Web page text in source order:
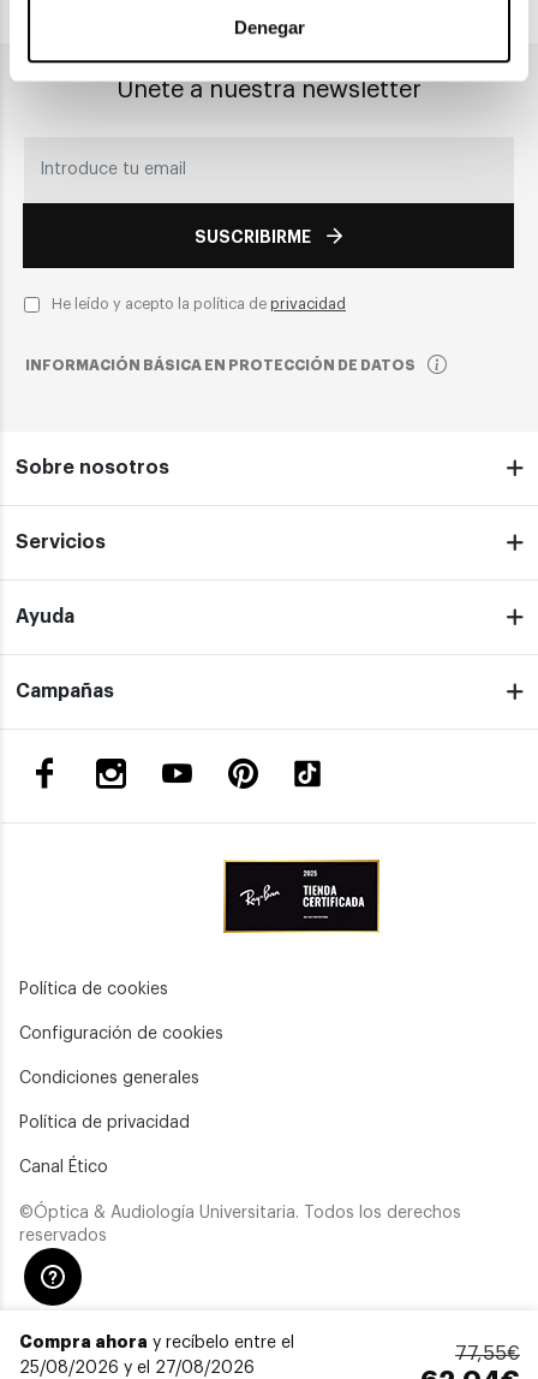
Denegar
Compra ahora y recíbelo entre el
25/08/2026 y el 27/08/2026
77,55€
Únete a nuestra newsletter
SUSCRIBIRME
He leído y acepto la política de privacidad
INFORMACIÓN BÁSICA EN PROTECCIÓN DE DATOS
Sobre nosotros
Servicios
Ayuda
Campañas
Política de cookies
Configuración de cookies
Condiciones generales
Política de privacidad
Canal Ético
©Óptica & Audiología Universitaria. Todos los derechos
reservados